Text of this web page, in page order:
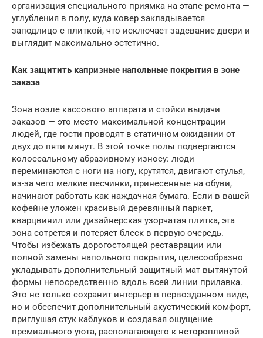
организация специального приямка на этапе ремонта —
углубления в полу, куда ковер закладывается
заподлицо с плиткой, что исключает задевание двери и
выглядит максимально эстетично.
Как защитить капризные напольные покрытия в зоне
заказа
Зона возле кассового аппарата и стойки выдачи
заказов — это место максимальной концентрации
людей, где гости проводят в статичном ожидании от
двух до пяти минут. В этой точке полы подвергаются
колоссальному абразивному износу: люди
переминаются с ноги на ногу, крутятся, двигают стулья,
из-за чего мелкие песчинки, принесенные на обуви,
начинают работать как наждачная бумага. Если в вашей
кофейне уложен красивый деревянный паркет,
кварцвинил или дизайнерская узорчатая плитка, эта
зона сотрется и потеряет блеск в первую очередь.
Чтобы избежать дорогостоящей реставрации или
полной замены напольного покрытия, целесообразно
укладывать дополнительный защитный мат вытянутой
формы непосредственно вдоль всей линии прилавка.
Это не только сохранит интерьер в первозданном виде,
но и обеспечит дополнительный акустический комфорт,
приглушая стук каблуков и создавая ощущение
премиального уюта, располагающего к неторопливой